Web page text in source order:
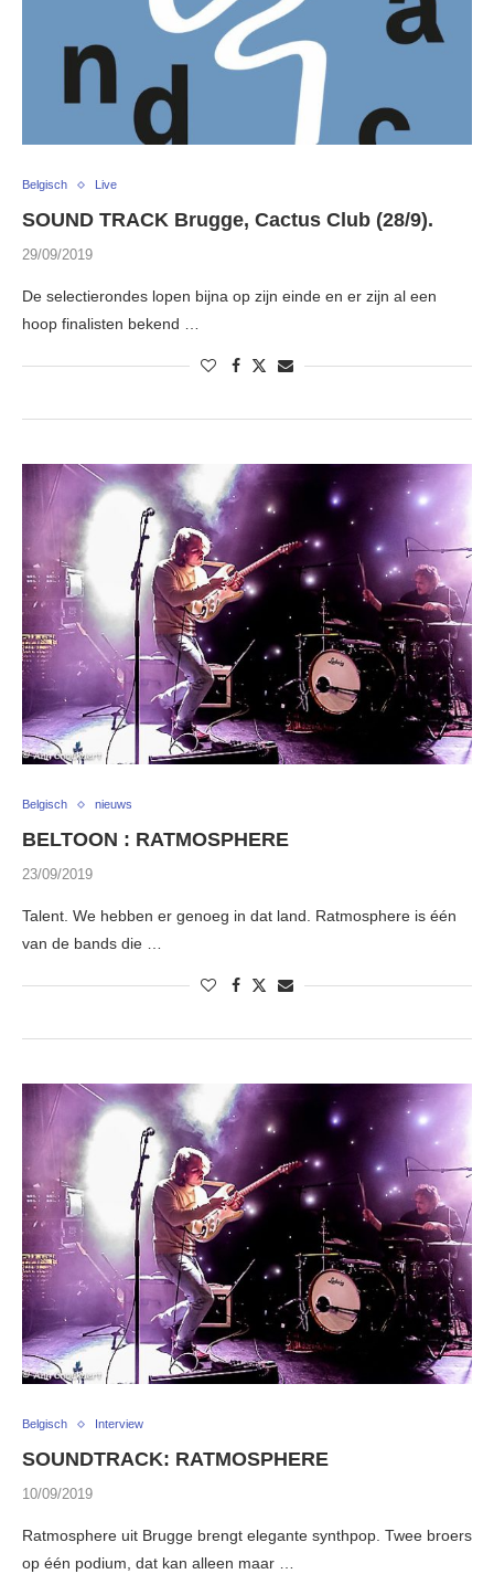
Belgisch Live
SOUND TRACK Brugge, Cactus Club (28/9).
29/09/2019
De selectierondes lopen bijna op zijn einde en er zijn al een
hoop finalisten bekend …
Belgisch nieuws
BELTOON : RATMOSPHERE
23/09/2019
Talent. We hebben er genoeg in dat land. Ratmosphere is één
van de bands die …
Belgisch Interview
SOUNDTRACK: RATMOSPHERE
10/09/2019
Ratmosphere uit Brugge brengt elegante synthpop. Twee broers
op één podium, dat kan alleen maar …